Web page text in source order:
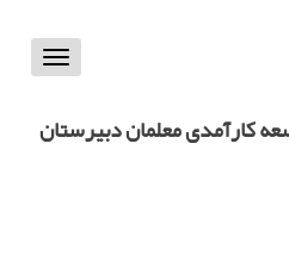
Toggle
کارآمدی معلمان دبیرستان